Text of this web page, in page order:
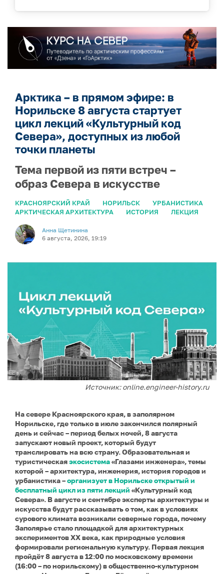
Арктика – в прямом эфире: в
Норильске 8 августа стартует
цикл лекций «Культурный код
Севера», доступных из любой
точки планеты
Тема первой из пяти встреч –
образ Севера в искусстве
КРАСНОЯРСКИЙ КРАЙ НОРИЛЬСК
УРБАНИСТИКА
АРКТИЧЕСКАЯ АРХИТЕКТУРА
ИСТОРИЯ ЛЕКЦИЯ
Анна Щетинина
6 августа, 2026, 19:19
Источник: online.engineer-history.ru
На севере Красноярского края, в заполярном
Норильске, где только в июле закончился полярный
день и сейчас – период белых ночей, 8 августа
запускают новый проект, который будут
транслировать на всю страну. Образовательная и
туристическаяэкосистема«Глазами инженера», темы
которой – архитектура, инженерия, история городов и
урбанистика –организует в Норильске открытый и
бесплатный цикл из пяти лекций «Культурный код
Севера». В августе и сентябре эксперты архитектуры и
искусства будут рассказывать о том, как в условиях
сурового климата возникали северные города, почему
Заполярье стало площадкой для архитектурных
экспериментов XX века, как природные условия
формировали региональную культуру. Первая лекция
пройдёт 8 августа в 12:00 по московскому времени
(16:00 – по норильскому) в общественно-культурном